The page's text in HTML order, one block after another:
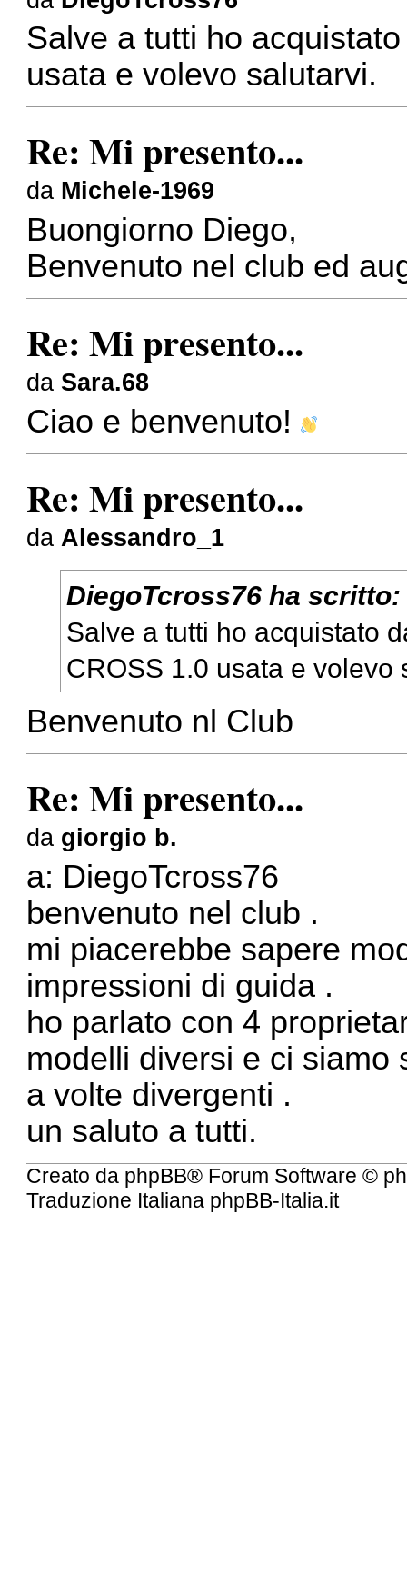
Salve a tutti ho
usata e volevo salutarvi.
Re: Mi presento...
da Michele-1969
Buongiorno Diego,
Benvenuto nel club ed
Re: Mi presento...
da Sara.68
Ciao e benvenuto!
Re: Mi presento...
daAlessandro_1
DiegoTcross76 ha
Salve a tutti ho acquistato
CROSS 1.0 usata e volevo
Benvenuto nl Club
Re: Mi presento...
da giorgio b.
a: DiegoTcross76
benvenuto nel club .
mi piacerebbe sapere
impressioni di guida .
ho parlato con 4
modelli diversi e ci siamo
a volte divergenti .
un saluto a tutti.
Creato da phpBB® Forum Software ©
Traduzione Italiana phpBB-Italia.it